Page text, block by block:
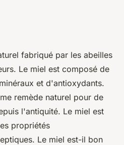
fabriqué par les abeilles
Le miel est composé de
et d'antioxydants.
remède naturel pour de
l'antiquité. Le miel est
propriétés
Le miel est-il bon